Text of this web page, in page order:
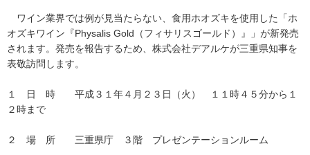
ワイン業界では例が見当たらない、食用ホオズキを使用した「ホ
オズキワイン『Physalis Gold（フィサリスゴールド）』」が新発売
されます。発売を報告するため、株式会社デアルケが三重県知事を
表敬訪問します。
１ 日 時 平成３１年４月２３日（火） １１時４５分から１
２時まで
２ 場 所 三重県庁 ３階 プレゼンテーションルーム